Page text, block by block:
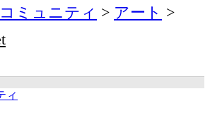
コミュニティ
アート
ィ